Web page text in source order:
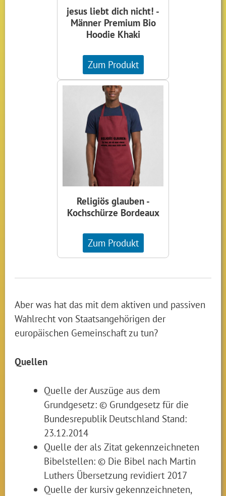
jesus liebt dich nicht! -
Männer Premium Bio
Hoodie Khaki
Zum Produkt
Religiös glauben -
Kochschürze Bordeaux
Zum Produkt
Aber was hat das mit dem aktiven und passiven
Wahlrecht von Staatsangehörigen der
europäischen Gemeinschaft zu tun?
Quellen
Quelle der Auszüge aus dem
Grundgesetz: © Grundgesetz für die
Bundesrepublik Deutschland Stand:
23.12.2014
Quelle der als Zitat gekennzeichneten
Bibelstellen: © Die Bibel nach Martin
Luthers Übersetzung revidiert 2017
Quelle der kursiv gekennzeichneten,